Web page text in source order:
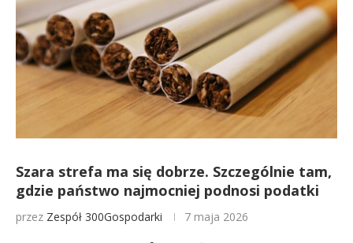
Szara strefa ma się dobrze. Szczególnie tam,
gdzie państwo najmocniej podnosi podatki
przez Zespół 300Gospodarki 7 maja 2026